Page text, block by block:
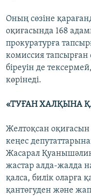
Оның сөзіне
оқиғасында 168
прокуратурға
комиссия тапсырған
біреуін де
көрінеді.
«ТУҒАН ХАЛҚЫНА
Желтоқсан оқиғасын
кеңес
Жасарал
жастар алда-жалда
қалса, билік оларға
қантөгуден және